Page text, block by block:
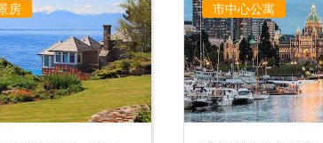
房 市中心公寓